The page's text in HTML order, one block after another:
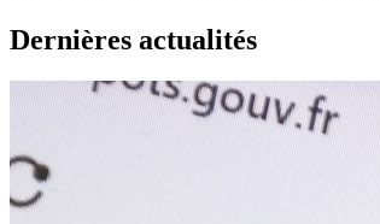
Dernières actualités